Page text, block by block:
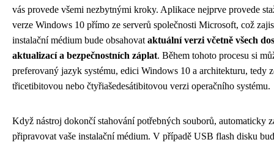
vás provede všemi nezbytnými kroky. Aplikace nejprve provede
verze Windows 10 přímo ze serverů společnosti Microsoft, což
instalační médium bude obsahovat aktuální verzi včetně všech
aktualizací a bezpečnostních záplat. Během tohoto procesu si
preferovaný jazyk systému, edici Windows 10 a architekturu, tedy
třicetibitovou nebo čtyřiašedesátibitovou verzi operačního systému.
Když nástroj dokončí stahování potřebných souborů, automaticky
připravovat vaše instalační médium. V případě USB flash disku